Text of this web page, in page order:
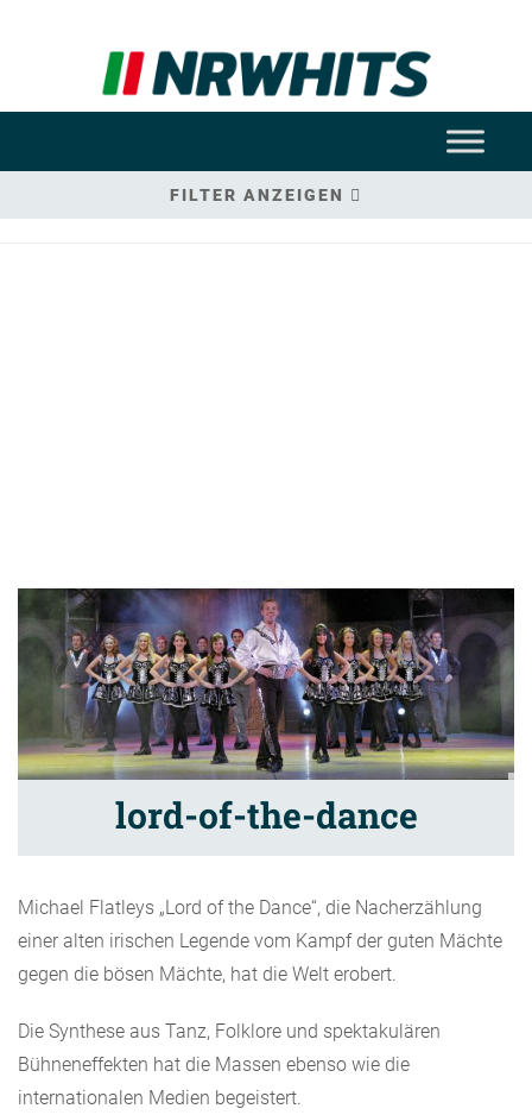
FILTER ANZEIGEN
lord-of-the-dance
Michael Flatleys „Lord of the Dance“, die Nacherzählung
einer alten irischen Legende vom Kampf der guten Mächte
gegen die bösen Mächte, hat die Welt erobert.
Die Synthese aus Tanz, Folklore und spektakulären
Bühneneffekten hat die Massen ebenso wie die
internationalen Medien begeistert.